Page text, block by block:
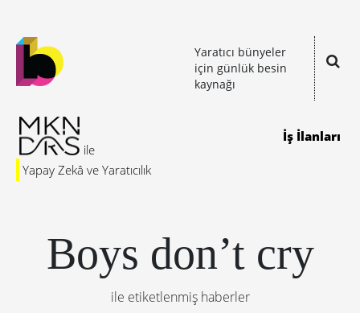
Yaratıcı bünyeler
için günlük besin
kaynağı
Yapay Zekâ ve Yaratıcılık
İş İlanları
Boys don’t cry
ile etiketlenmiş haberler